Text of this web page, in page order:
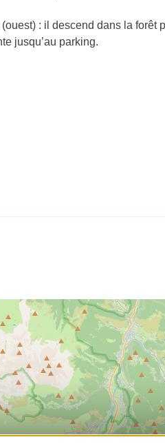
: il descend dans la forêt
jusqu’au parking.